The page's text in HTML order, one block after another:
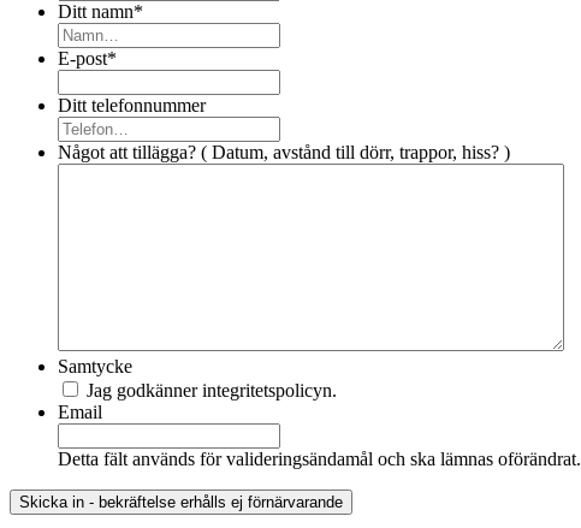
Ditt namn*
E-post*
Ditt telefonnummer
Något att tillägga? ( Datum, avstånd till dörr, trappor, hiss? )
Samtycke
Jag godkänner integritetspolicyn.
Email
Detta fält används för valideringsändamål och ska lämnas oförändrat.